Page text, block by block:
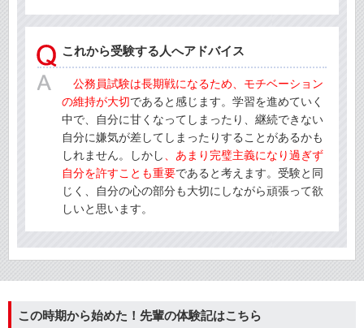
これから受験する人へアドバイス
公務員試験は長期戦になるため、モチベーション
の維持が大切であると感じます。学習を進めていく
中で、自分に甘くなってしまったり、継続できない
自分に嫌気が差してしまったりすることがあるかも
しれません。しかし
、あまり完璧主義になり過ぎず
自分を許すことも重要であると考えます。受験と同
じく、自分の心の部分も大切にしながら頑張って欲
しいと思います。
この時期から始めた！先輩の体験記はこちら